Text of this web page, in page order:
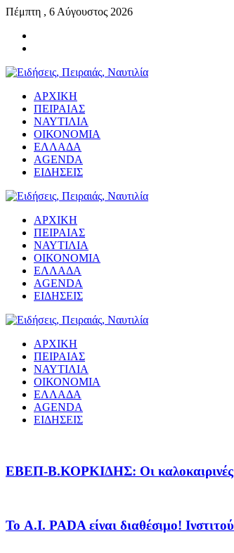
Πέμπτη , 6 Αύγουστος 2026
ΑΡΧΙΚΗ
ΠΕΙΡΑΙΑΣ
ΝΑΥΤΙΛΙΑ
ΟΙΚΟΝΟΜΙΑ
ΕΛΛΑΔΑ
AGENDA
ΕΙΔΗΣΕΙΣ
ΑΡΧΙΚΗ
ΠΕΙΡΑΙΑΣ
ΝΑΥΤΙΛΙΑ
ΟΙΚΟΝΟΜΙΑ
ΕΛΛΑΔΑ
AGENDA
ΕΙΔΗΣΕΙΣ
ΑΡΧΙΚΗ
ΠΕΙΡΑΙΑΣ
ΝΑΥΤΙΛΙΑ
ΟΙΚΟΝΟΜΙΑ
ΕΛΛΑΔΑ
AGENDA
ΕΙΔΗΣΕΙΣ
EΒΕΠ-Β.ΚΟΡΚΙΔΗΣ: Οι καλοκαιρινές
Το A.I. PADA είναι διαθέσιμο!